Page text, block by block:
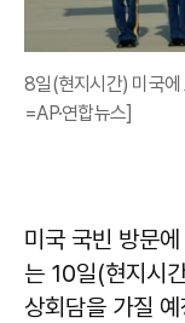
8일(현지시간) 미국에
=AP·연합뉴스]
미국 국빈 방문
는 10일(현지시
상회담을 가질